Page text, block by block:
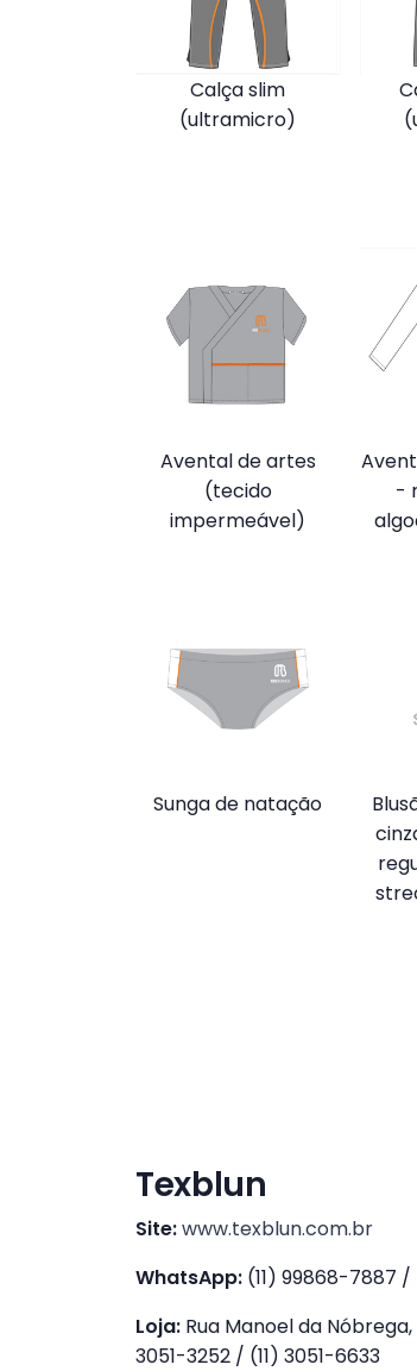
Calça slim
(ultramicro)
Avental de artes
(tecido
impermeável)
-
Sunga de natação
Texblun
Site:www.texblun.com.br
WhatsApp: (11) 99868-7887 /
Loja: Rua Manoel da Nóbrega,
3051-3252 / (11) 3051-6633